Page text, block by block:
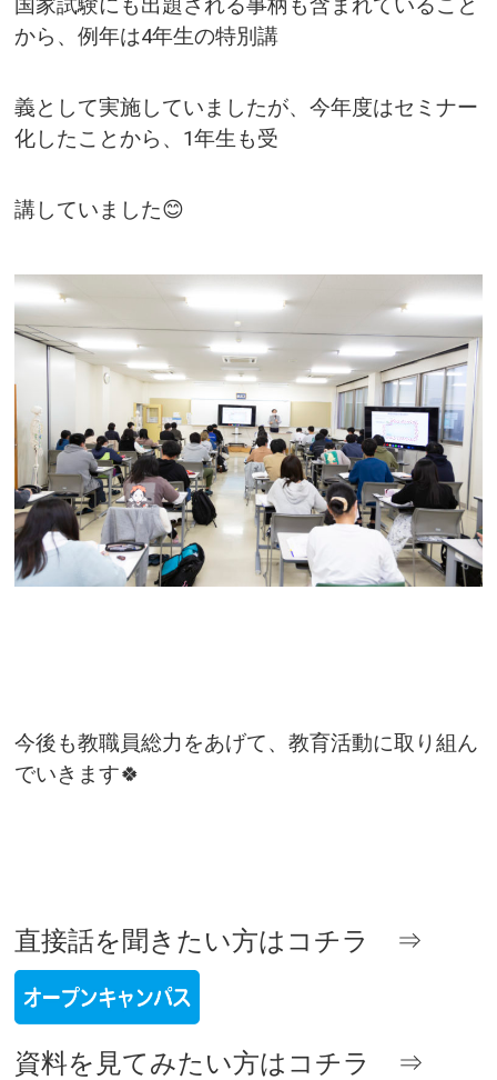
国家試験にも出題される事柄も含まれていること
から、例年は4年生の特別講
義として実施していましたが、今年度はセミナー
化したことから、1年生も受
講していました😊
今後も教職員総力をあげて、教育活動に取り組ん
でいきます🍀
直接話を聞きたい方はコチラ ⇒
資料を見てみたい方はコチラ ⇒